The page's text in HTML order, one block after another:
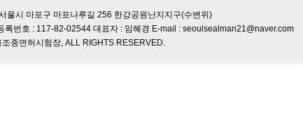
울시 마포구 마포나루길 256 한강공원난지지구(수변위)
번호 : 117-82-02544 대표자 : 임혜경 E-mail : seoulsealman21@naver.com
종면허시험장, ALL RIGHTS RESERVED.